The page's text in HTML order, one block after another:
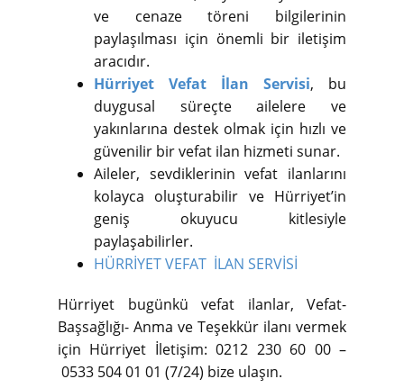
ve cenaze töreni bilgilerinin
paylaşılması için önemli bir iletişim
aracıdır.
Hürriyet Vefat İlan Servisi, bu
duygusal süreçte ailelere ve
yakınlarına destek olmak için hızlı ve
güvenilir bir vefat ilan hizmeti sunar.
Aileler, sevdiklerinin vefat ilanlarını
kolayca oluşturabilir ve Hürriyet’in
geniş okuyucu kitlesiyle
paylaşabilirler.
HÜRRİYET VEFAT İLAN SERVİSİ
Hürriyet bugünkü vefat ilanlar, Vefat-
Başsağlığı- Anma ve Teşekkür ilanı vermek
için Hürriyet İletişim: 0212 230 60 00 –
0533 504 01 01 (7/24) bize ulaşın.